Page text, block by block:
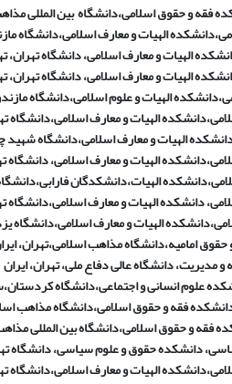
فقه و حقوق اسلامی،دانشگاه بین المللی
الهیات و معارف اسلامی،دانشگاه
الهیات و معارف اسلامی، دانشگاه تهران،
الهیات و معارف اسلامی، دانشگاه تهران،
الهیات و علوم اسلامی،دانشگاه
الهیات و معارف اسلامی،دانشگاه
الهیات و معارف اسلامی،دانشگاه شهید
الهیات و معارف اسلامی، دانشگاه
الهیات،دانشکدگان
دانشکده الهیات و معارف اسلامی،دانشگاه
الهیات و معارف اسلامی،دانشگاه
امامیه،دانشگاه مذاهب اسلامی،تهران،
و مدیریت، دانشگاه عالی دفاع ملی، تهران، ایران
علوم انسانی و اجتماعی،دانشگاه
فقه و حقوق اسلامی،دانشگاه مذاهب
فقه و حقوق اسلامی،دانشگاه بین المللی
دانشکده حقوق و علوم سیاسی، دانشگاه
الهیات و معارف اسلامی،دانشگاه